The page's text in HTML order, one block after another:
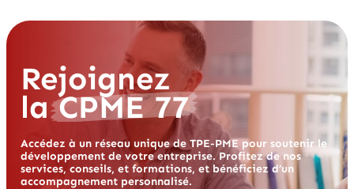
Rejoignez
laCPME 77
Accédez à un réseau unique de TPE-PME pour soutenir le
développement de votre entreprise. Profitez de nos
services, conseils, et formations, et bénéficiez d’un
accompagnement personnalisé.